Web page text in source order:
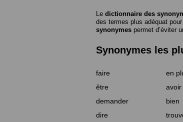
Le dictionnaire des
des termes plus adéquat
synonymes permet d’éviter
Synonymes les
faire en
être
avoir
demander
bien
dire